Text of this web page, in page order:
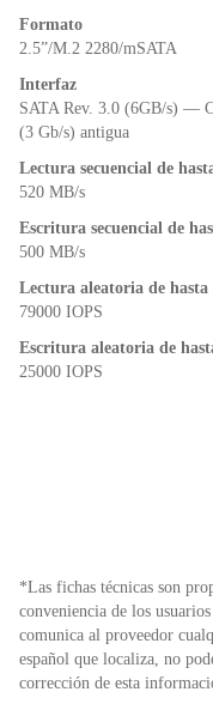
Formato
2.5”/M.2 2280/mSATA
Interfaz
SATA Rev. 3.0 (6GB/s) —
(3 Gb/s) antigua
Lectura secuencial de
520 MB/s
Escritura secuencial de
500 MB/s
Lectura aleatoria de hasta
79000 IOPS
Escritura aleatoria de
25000 IOPS
*Las fichas técnicas son
conveniencia de los
comunica al proveedor
español que localiza, no
corrección de esta